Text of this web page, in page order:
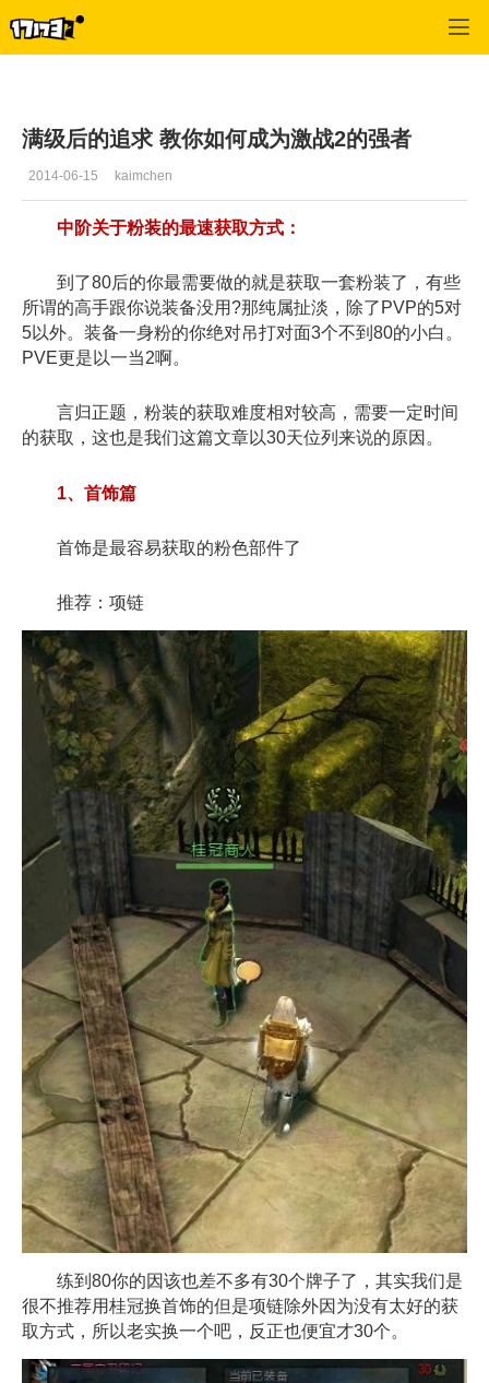
满级后的追求 教你如何成为激战2的强者
2014-06-15 kaimchen
中阶关于粉装的最速获取方式：
到了80后的你最需要做的就是获取一套粉装了，有些
所谓的高手跟你说装备没用?那纯属扯淡，除了PVP的5对
5以外。装备一身粉的你绝对吊打对面3个不到80的小白。
PVE更是以一当2啊。
言归正题，粉装的获取难度相对较高，需要一定时间
的获取，这也是我们这篇文章以30天位列来说的原因。
1、首饰篇
首饰是最容易获取的粉色部件了
推荐：项链
练到80你的因该也差不多有30个牌子了，其实我们是
很不推荐用桂冠换首饰的但是项链除外因为没有太好的获
取方式，所以老实换一个吧，反正也便宜才30个。